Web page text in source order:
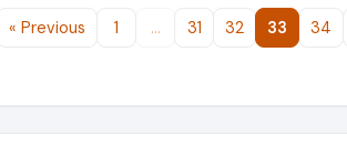
« Previous 1 … 31 32 33 34